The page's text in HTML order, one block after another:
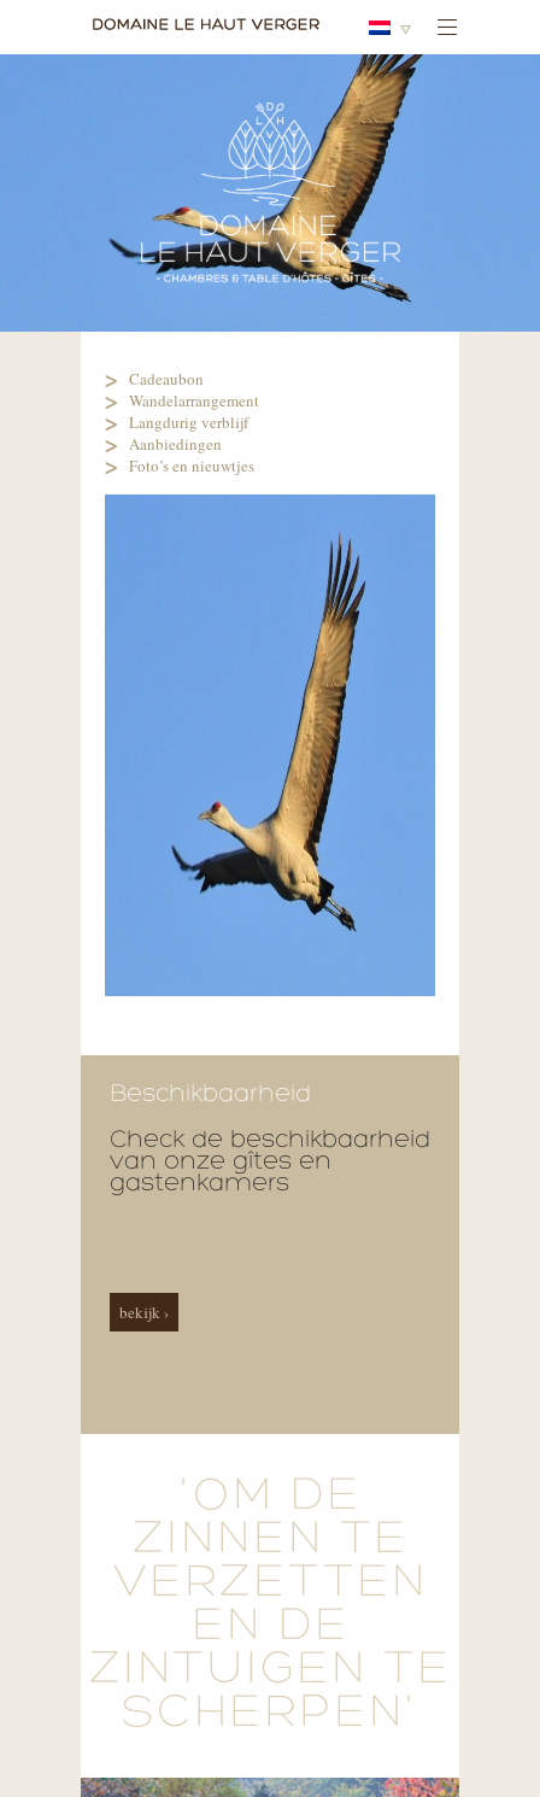
Cadeaubon
Wandelarrangement
Langdurig verblijf
Aanbiedingen
Foto’s en nieuwtjes
Beschikbaarheid
Check de beschikbaarheid
van onze gîtes en
gastenkamers
bekijk ›
'OM DE
ZINNEN TE
VERZETTEN
EN DE
ZINTUIGEN TE
SCHERPEN'